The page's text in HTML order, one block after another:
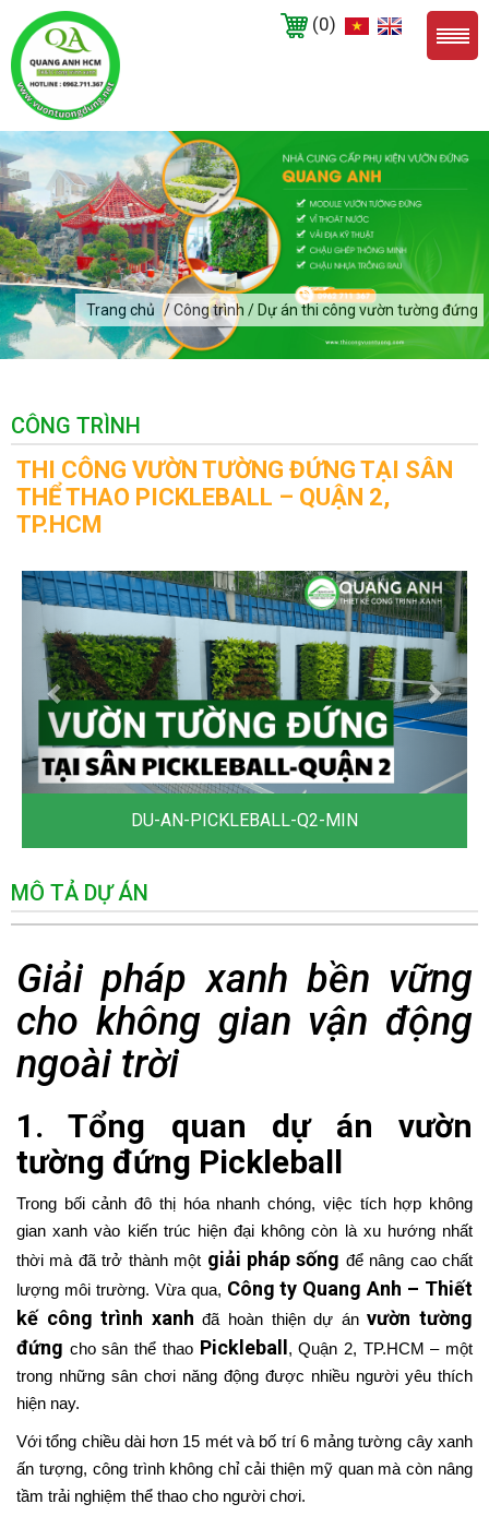
(0)
Trang chủ / Công trình / Dự án thi công vườn tường đứng
CÔNG TRÌNH
THI CÔNG VƯỜN TƯỜNG ĐỨNG TẠI SÂN
THỂ THAO PICKLEBALL – QUẬN 2,
TP.HCM
DU-AN-PICKLEBALL-Q2-MIN
MÔ TẢ DỰ ÁN
Giải pháp xanh bền vững
cho không gian vận động
ngoài trời
1. Tổng quan dự án vườn
tường đứng Pickleball
Trong bối cảnh đô thị hóa nhanh chóng, việc tích hợp không
gian xanh vào kiến trúc hiện đại không còn là xu hướng nhất
thời mà đã trở thành một giải pháp sống để nâng cao chất
lượng môi trường. Vừa qua, Công ty Quang Anh – Thiết
kế công trình xanh đã hoàn thiện dự ánvườn tường
đứng cho sân thể thao Pickleball, Quận 2, TP.HCM – một
trong những sân chơi năng động được nhiều người yêu thích
hiện nay.
Với tổng chiều dài hơn 15 mét và bố trí 6 mảng tường cây xanh
ấn tượng, công trình không chỉ cải thiện mỹ quan mà còn nâng
tầm trải nghiệm thể thao cho người chơi.